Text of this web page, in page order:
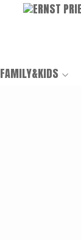
FAMILY&KIDS